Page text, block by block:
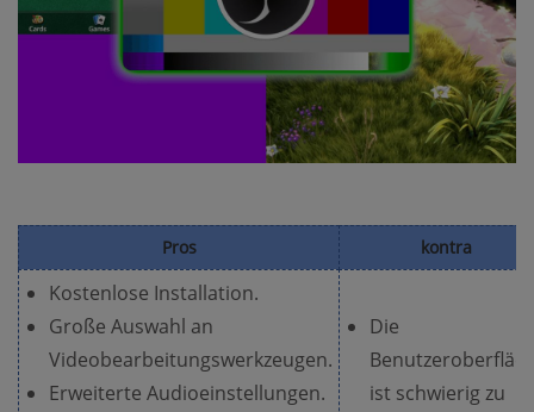
Pros kontra
Kostenlose Installation.
Große Auswahl an
Videobearbeitungswerkzeugen.
Erweiterte Audioeinstellungen.
Die
ist schwierig zu